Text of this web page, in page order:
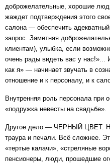
доброжелательные, хорошие
жаждет подтверждения этого
салона — обеспечить
запрос. Заметная
клиентам), улыбка, если
очень рады видеть вас у нас!»...
как я» — начинает звучать в
отношение и к персоналу, и к
Внутренняя роль персонала
«подружка невесты на свадьбе».
Другое дело — ЧЕРНЫЙ ЦВЕТ.
траура и печали. Всё сложнее.
«тертые калачи», «стреляные
пенсионеры, люди, прошедшие